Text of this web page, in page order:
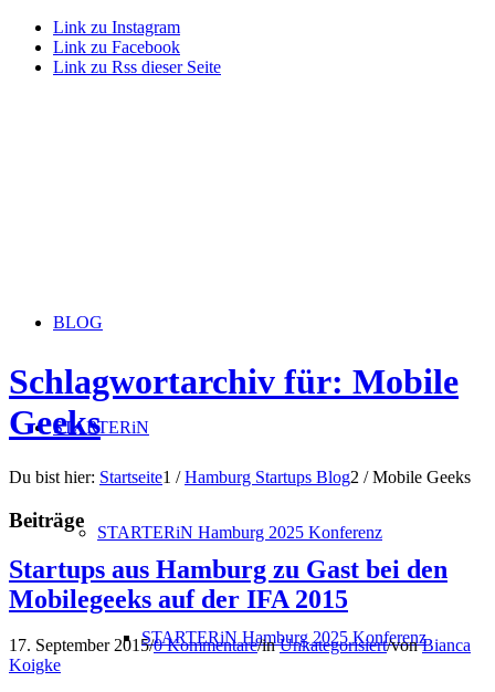
Link zu Instagram
Link zu Facebook
Link zu Rss dieser Seite
BLOG
STARTERiN
STARTERiN Hamburg 2025 Konferenz
STARTERiN Hamburg 2025 Konferenz
Schlagwortarchiv für: Mobile
Geeks
Du bist hier: Startseite1 / Hamburg Startups Blog2 / Mobile Geeks
Beiträge
Startups aus Hamburg zu Gast bei den
Mobilegeeks auf der IFA 2015
17. September 2015/0 Kommentare/inUnkategorisiert/vonBianca
Koigke